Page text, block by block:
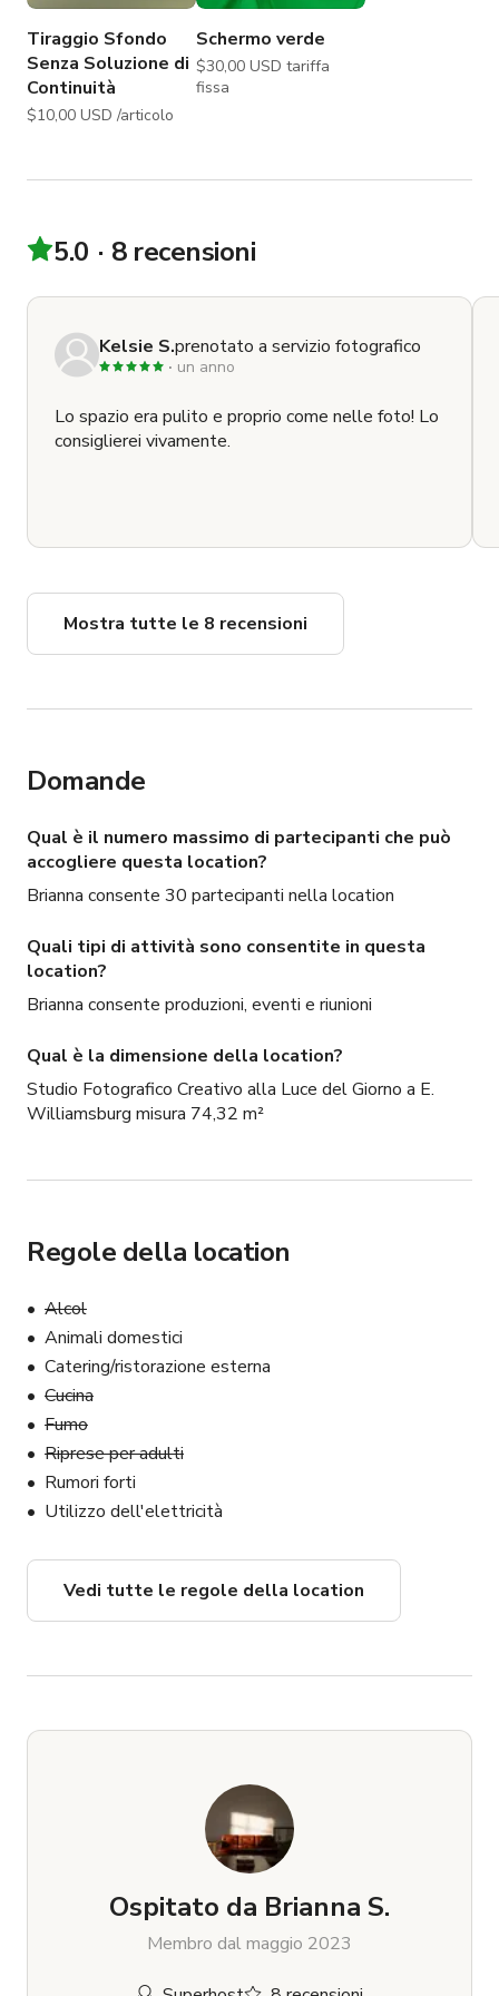
Tiraggio Sfondo
Senza Soluzione di
Continuità
$10,00 USD /articolo
Schermo verde
$30,00 USD tariffa
fissa
5.0 8 recensioni
Kelsie S.prenotato a servizio fotografico
un anno
Lo spazio era pulito e proprio come nelle foto! Lo
consiglierei vivamente.
Mostra tutte le 8 recensioni
Domande
Qual è il numero massimo di partecipanti che può
accogliere questa location?
Brianna consente 30 partecipanti nella location
Quali tipi di attività sono consentite in questa
location?
Brianna consente produzioni, eventi e riunioni
Qual è la dimensione della location?
Studio Fotografico Creativo alla Luce del Giorno a E.
Williamsburg misura 74,32 m²
Regole della location
Alcol
Animali domestici
Catering/ristorazione esterna
Cucina
Fumo
Riprese per adulti
Rumori forti
Utilizzo dell'elettricità
Vedi tutte le regole della location
Ospitato da Brianna S.
Membro dal maggio 2023